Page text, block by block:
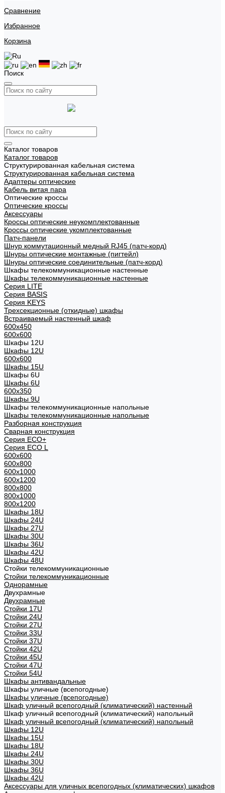
Сравнение
Избранное
Корзина
Поиск
Каталог товаров
Каталог товаров
Структурированная кабельная система
Структурированная кабельная система
Адаптеры оптические
Кабель витая пара
Оптические кроссы
Оптические кроссы
Аксессуары
Кроссы оптические неукомплектованные
Кроссы оптические укомплектованные
Патч-панели
Шнур коммутационный медный RJ45 (патч-корд)
Шнуры оптические монтажные (пигтейл)
Шнуры оптические соединительные (патч-корд)
Шкафы телекоммуникационные настенные
Шкафы телекоммуникационные настенные
Cерия LITE
Cерия BASIS
Cерия KEYS
Трехсекционные (откидные) шкафы
Встраиваемый настенный шкаф
600x450
600x600
Шкафы 12U
Шкафы 12U
600x600
Шкафы 15U
Шкафы 6U
Шкафы 6U
600x350
Шкафы 9U
Шкафы телекоммуникационные напольные
Шкафы телекоммуникационные напольные
Разборная конструкция
Сварная конструкция
Серия ECO+
Серия ECO L
600x600
600x800
600х1000
600х1200
800x800
800х1000
800х1200
Шкафы 18U
Шкафы 24U
Шкафы 27U
Шкафы 30U
Шкафы 36U
Шкафы 42U
Шкафы 48U
Стойки телекоммуникационные
Стойки телекоммуникационные
Однорамные
Двухрамные
Двухрамные
Стойки 17U
Стойки 24U
Стойки 27U
Стойки 33U
Стойки 37U
Стойки 42U
Стойки 45U
Стойки 47U
Стойки 54U
Шкафы антивандальные
Шкафы уличные (всепогодные)
Шкафы уличные (всепогодные)
Шкаф уличный всепогодный (климатический) настенный
Шкаф уличный всепогодный (климатический) напольный
Шкаф уличный всепогодный (климатический) напольный
Шкафы 12U
Шкафы 15U
Шкафы 18U
Шкафы 24U
Шкафы 30U
Шкафы 36U
Шкафы 42U
Аксессуары для уличных всепогодных (климатических) шкафов